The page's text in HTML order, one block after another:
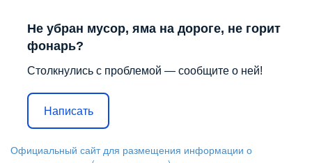
Не убран мусор, яма на дороге, не горит
фонарь?
Столкнулись с проблемой — сообщите о ней!
Написать
Официальный сайт для размещения информации о